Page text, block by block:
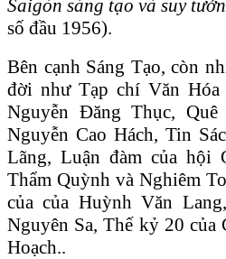
Saigòn sáng tạo và suy
số đầu 1956).
Bên cạnh Sáng Tạo, còn
đời như Tạp chí Văn Hóa
Nguyễn Đăng Thục,
Nguyễn Cao Hách, Tin
Lãng, Luận đàm của hội
Thẩm Quỳnh và Nghiêm
của của Huỳnh Văn
Nguyên Sa, Thế kỷ 20 của
Hoạch..